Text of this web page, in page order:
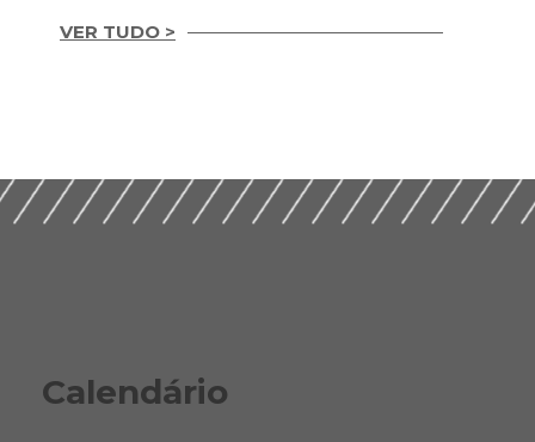
VER TUDO >
Calendário